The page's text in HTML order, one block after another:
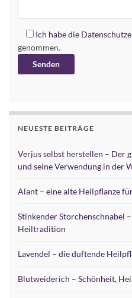
Ich habe die
genommen.
NEUESTE BEITRÄGE
Verjus selbst herstellen – Der
und seine Verwendung in der
Alant – eine alte Heilpflanze
Stinkender Storchenschnabel
Heiltradition
Lavendel – die duftende
Blutweiderich – Schönheit,